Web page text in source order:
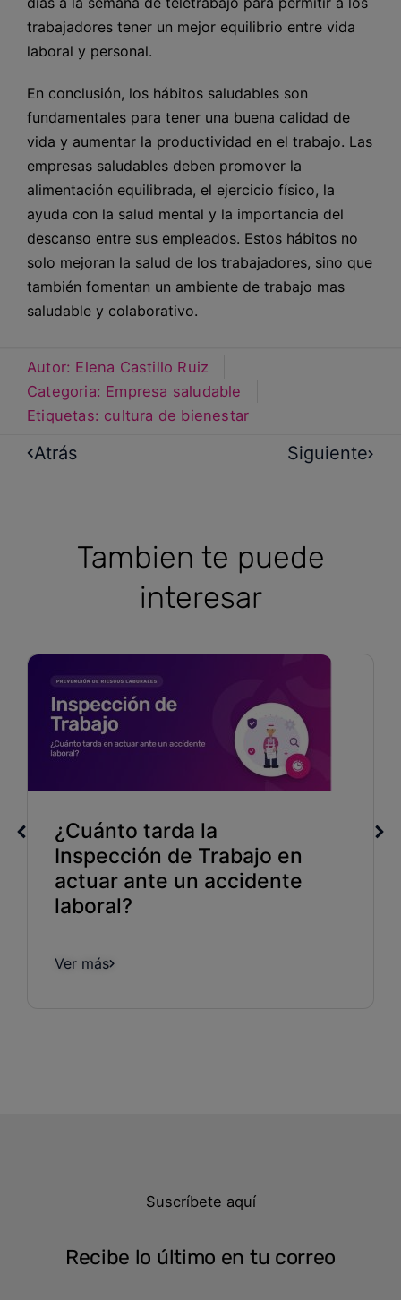
trabajadores tener un mejor equilibrio entre vida
laboral y personal.
En conclusión, los hábitos saludables son
fundamentales para tener una buena calidad de
vida y aumentar la productividad en el trabajo. Las
empresas saludables deben promover la
alimentación equilibrada, el ejercicio físico, la
ayuda con la salud mental y la importancia del
descanso entre sus empleados. Estos hábitos no
solo mejoran la salud de los trabajadores, sino que
también fomentan un ambiente de trabajo mas
saludable y colaborativo.
Autor: Elena Castillo Ruiz
Categoria: Empresa saludable
Etiquetas: cultura de bienestar
Atrás Siguiente
Tambien te puede
interesar
¿Cuánto tarda la
Inspección de Trabajo en
actuar ante un accidente
laboral?
Ver más
Suscríbete aquí
Recibe lo último en tu correo